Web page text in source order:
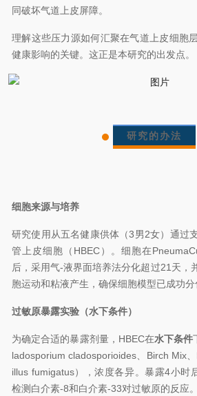
同破坏气道上皮屏障。
理解这些压力源如何汇聚在气道上皮细胞
健康影响的关键。这正是本研究的出发点。
研究的办法
细胞来源与培养
研究使用从五名健康供体（3男2女）通过
管上皮细胞（HBEC）。细胞在
后，采用气-液界面培养法分化超过21天，
胞运动和粘液产生，确保细胞模型已成功分
过敏原暴露实验（水下条件）
为确定合适的暴露剂量，HBEC在水下条件
ladosporium cladosporioides、Birch Mix
illus fumigatus），浓度各异。暴露4小时
检测白介素-8和白介素-33对过敏原的反应。